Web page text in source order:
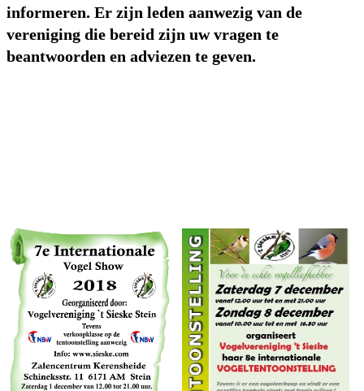
informeren. Er zijn leden aanwezig van de
vereniging die bereid zijn uw vragen te
beantwoorden en adviezen te geven.